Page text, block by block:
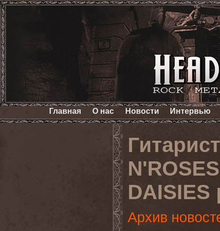
Главная О нас Новости Интервью
DAISIES
Архив